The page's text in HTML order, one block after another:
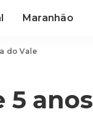
Maranhão
do Vale
5 anos